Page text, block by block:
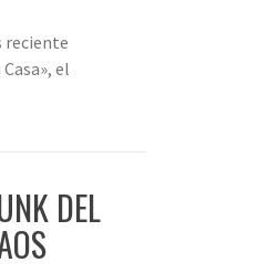
reciente
el
DEL